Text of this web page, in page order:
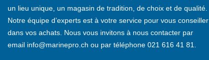
un lieu unique, un magasin de tradition, de choix et de qualité.
Notre équipe d’experts est à votre service pour vous conseiller
dans vos achats. Nous vous invitons à nous contacter par
email info@marinepro.ch ou par téléphone 021 616 41 81.